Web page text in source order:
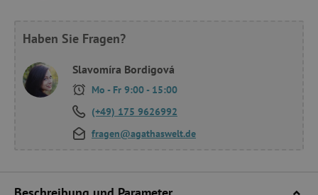
Haben Sie Fragen?
Slavomíra Bordigová
Mo - Fr 9:00 - 15:00
(+49) 175 9626992
fragen@agathaswelt.de